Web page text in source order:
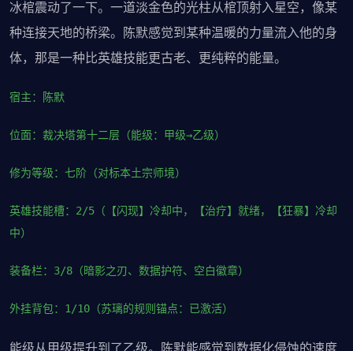
冰棺震动了一下。一道淡金色的光柱从棺顶射入星空，像某
种连接天地的桥梁。陈默感觉到某种温暖的力量流入他的身
体，那是一种比英雄技能更古老、更纯粹的能量。
宿主：陈默
位面：裁决塔第十二层（能级：甲级→乙级）
修为等级：七阶（对标本土宗师境）
英雄技能槽：2/5（【闪现】冷却中，【治疗】就绪，【狂暴】冷却
中）
装备栏：3/8（暗影之刃、数据护符、空白徽章）
外挂背包：1/10（苏璃的规则锚点：已激活）
能级从甲级提升到了乙级。陈默能感觉到数据化侵蚀的速度